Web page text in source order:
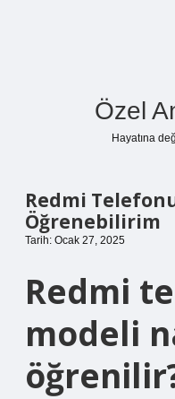
Özel
Hayatına
Redmi
Öğrenebilirim
Tarih: Ocak 27, 2025
Redmi
modeli